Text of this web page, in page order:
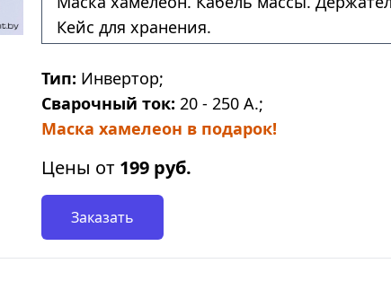
Кейс для хранения.
Тип: Инвертор;
Сварочный ток: 20 - 250 А.;
Маска хамелеон в подарок!
Цены от 199 руб.
Заказать